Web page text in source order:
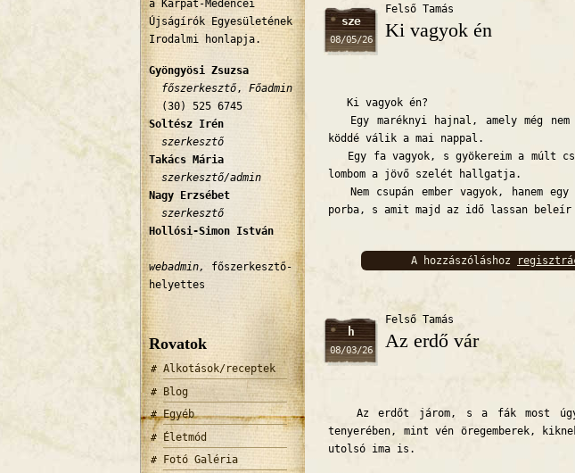
a Kárpát-Medencei
Újságírók Egyesületének
Irodalmi honlapja.
Gyöngyösi Zsuzsa
főszerkesztő ,
Főadmin
(30) 525 6745
Soltész Irén
szerkesztő
Takács Mária
szerkesztő/admin
Nagy Erzsébet
szerkesztő
Hollósi-Simon István
webadmin,
főszerkesztő-
helyettes
Rovatok
Alkotások/receptek
Blog
Egyéb
Életmód
Fotó Galéria
sze
08/05/26
Felső Tamás
Ki vagyok én
Ki vagyok én?
Egy maréknyi hajnal, amely még
köddé válik a mai nappal.
Egy fa vagyok, s gyökereim a múlt
lombom a jövő szelét hallgatja.
Nem csupán ember vagyok, hanem
porba, s amit majd az idő lassan beleír
A hozzászóláshoz
h
08/03/26
Felső Tamás
Az erdő vár
Az erdőt járom, s a fák most
tenyerében, mint vén öregemberek,
utolsó ima is.